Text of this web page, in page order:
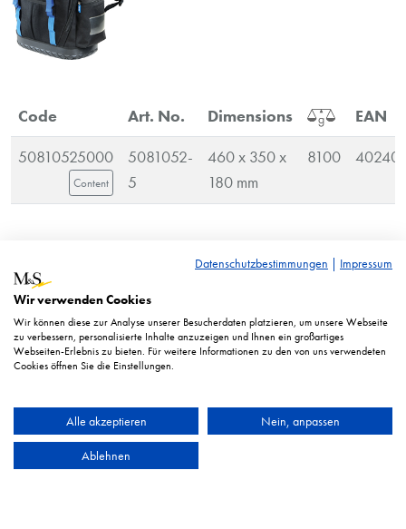
Code Art. No. Dimensions EAN
50810525000
Content
5081052-
5
460 x 350 x
180 mm
8100
RRP* = Recommended retail price. Displayed prices in euro
excl. taxes.
Illustration similar. Technical changes reserved.
Datenschutzbestimmungen | Impressum
Wir verwenden Cookies
Wir können diese zur Analyse unserer Besucherdaten platzieren, um unsere Webseite
zu verbessern, personalisierte Inhalte anzuzeigen und Ihnen ein großartiges
Webseiten-Erlebnis zu bieten. Für weitere Informationen zu den von uns verwendeten
Cookies öffnen Sie die Einstellungen.
Alle akzeptieren Nein, anpassen
Ablehnen